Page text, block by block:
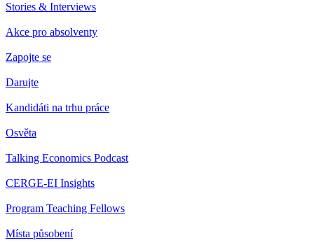
Stories & Interviews
Akce pro absolventy
Zapojte se
Darujte
Kandidáti na trhu práce
Osvěta
Talking Economics Podcast
CERGE-EI Insights
Program Teaching Fellows
Místa působení